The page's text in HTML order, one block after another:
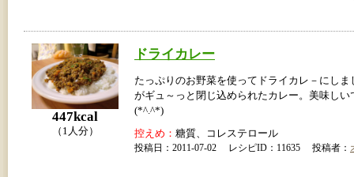
447kcal
（1人分）
ドライカレー
たっぷりのお野菜を使ってドライカレ－にしま
がギュ～っと閉じ込められたカレー。美味しい
(*^.^*)
控えめ： 糖質、コレステロール
投稿日：2011-07-02 レシピID：11635 投稿者：